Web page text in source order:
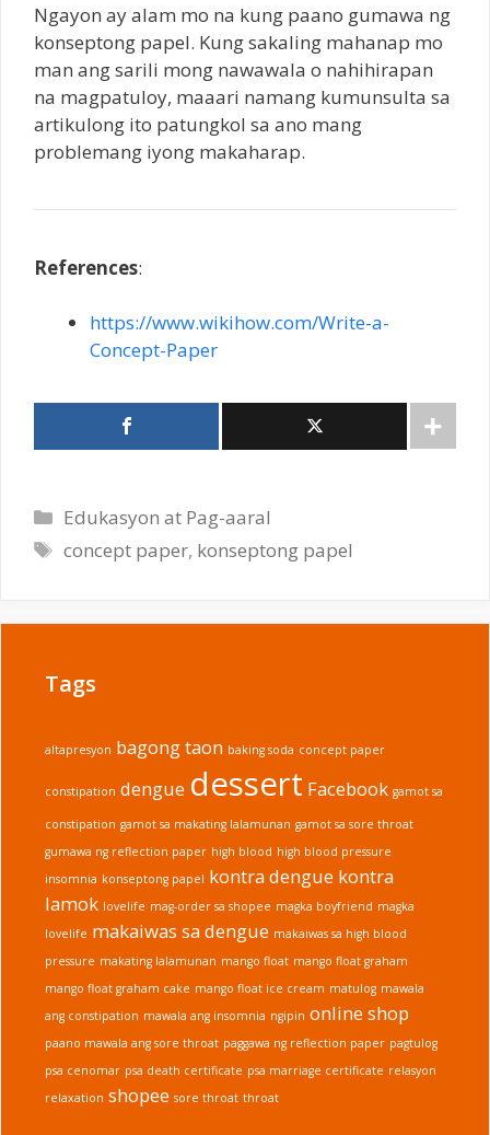
Ngayon ay alam mo na kung paano gumawa ng
konseptong papel. Kung sakaling mahanap mo
man ang sarili mong nawawala o nahihirapan
na magpatuloy, maaari namang kumunsulta sa
artikulong ito patungkol sa ano mang
problemang iyong makaharap.
References:
https://www.wikihow.com/Write-a-
Concept-Paper
Categories
Edukasyon at Pag-aaral
Tags
concept paper, konseptong papel
Tags
altapresyon bagong taon baking soda concept paper
constipation dengue dessert Facebook gamot sa
constipation gamot sa makating lalamunan gamot sa sore throat
gumawa ng reflection paper high blood high blood pressure
insomnia konseptong papel kontra dengue kontra
lamok lovelife mag-order sa shopee magka boyfriend magka
lovelife makaiwas sa dengue makaiwas sa high blood
pressure makating lalamunan mango float mango float graham
mango float graham cake mango float ice cream matulog mawala
ang constipation mawala ang insomnia ngipin online shop
paano mawala ang sore throat paggawa ng reflection paper pagtulog
psa cenomar psa death certificate psa marriage certificate relasyon
relaxation shopee sore throat throat